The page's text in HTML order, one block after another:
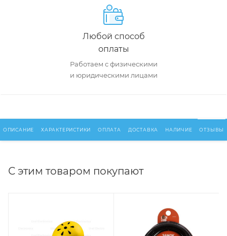
Любой способ
оплаты
Работаем с физическими
и юридическими лицами
ОПИСАНИЕ ХАРАКТЕРИСТИКИ ОПЛАТА ДОСТАВКА НАЛИЧИЕ ОТЗЫВЫ
С этим товаром покупают